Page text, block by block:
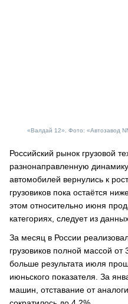
«Валдай 12». Фото: «Автозавод
Российский рынок грузовой
разнонаправленную
автомобилей вернулись к
грузовиков пока остаётся
этом относительно июня
категориях, следует из
За месяц в России
грузовиков полной массой
больше результата июля
июньского показателя. За
машин, отставание от